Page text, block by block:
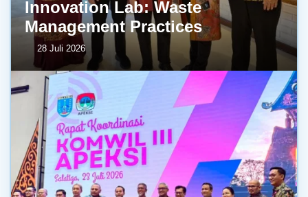
Innovation Lab: Waste
Management Practices
28 Juli 2026